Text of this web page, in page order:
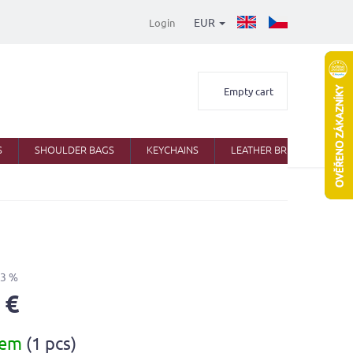
EUR
Login
Shopping
Empty cart
SHOULDER BAGS KEYCHAINS LEATHER BRIEFCASES
%
(1 pcs)